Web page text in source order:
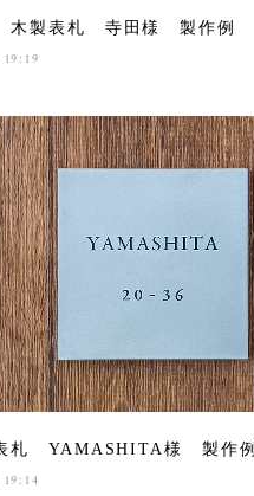
木製表札 寺田様 製作例
札 YAMASHITA様 製作例